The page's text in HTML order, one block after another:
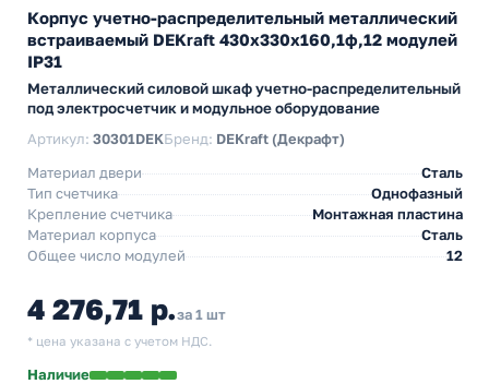
Корпус учетно-распределительный металлический
встраиваемый DEKraft 430х330х160,1ф,12 модулей
IP31
Металлический силовой шкаф учетно-распределительный
под электросчетчик и модульное оборудование
Артикул: 30301DEKБренд: DEKraft (Декрафт)
Материал двери
Сталь
Тип счетчика
Однофазный
Крепление счетчика
Монтажная пластина
Материал корпуса
Сталь
Общее число модулей
12
4 276,71 р.за 1 шт
* цена указана с учетом НДС.
Наличие